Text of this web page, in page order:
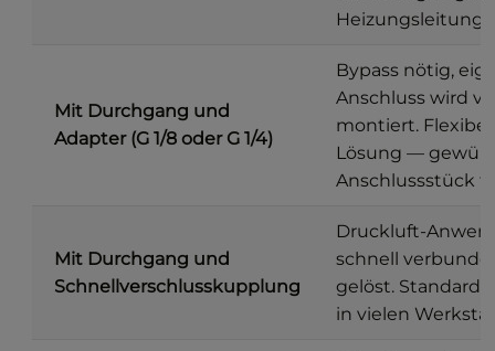
Heizungsleitung.
Mit Durchgang und
Adapter (G 1/8 oder G 1/4)
Bypass nötig,
Anschluss wird
montiert.
Lösung —
Anschlussstück
Mit Durchgang und
Schnellverschlusskupplung
Druckluft-
schnell
gelöst.
in vielen